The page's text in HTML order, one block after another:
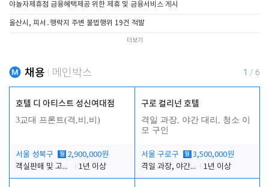
야놀자제휴점 금융혜택제공 위한 제휴 및 금융서비스 게시
울산시, 피서․행락지 주변 불법행위 19건 적발
더보기
채용 메인박스 1 / 6
호텔 디 아티스트 성신여대점
3교대 프론트(격,비,비)
서울 성북구 월 2,900,000원
객실판매 및 고객응대
1년 이상
구로 컬리넌 호텔
격일 과장, 야간 대리, 청소 이
모 구인
서울 구로구 월 3,500,000원
격일 과장, 야간 대리, 청소 이모
1년 이상